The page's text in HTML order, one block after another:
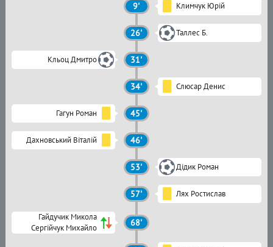
9' Климчук Юрій
26' Таллес Б.
Кльоц Дмитро 31'
34' Слюсар Денис
Гагун Роман 45'
Дахновський Віталій 46'
53' Дідик Роман
57' Лях Ростислав
Гайдучик Микола
Сергійчук Михайло
68'